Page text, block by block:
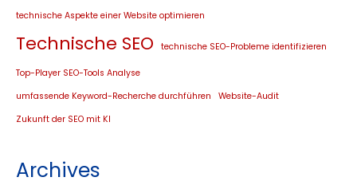
technische Aspekte einer Website optimieren
Technische SEO technische SEO-Probleme identifizieren
Top-Player SEO-Tools Analyse
umfassende Keyword-Recherche durchführen
Website-Audit
Zukunft der SEO mit KI
Archives